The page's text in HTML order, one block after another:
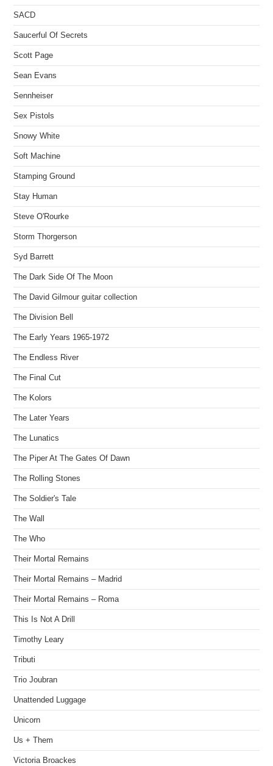
SACD
Saucerful Of Secrets
Scott Page
Sean Evans
Sennheiser
Sex Pistols
Snowy White
Soft Machine
Stamping Ground
Stay Human
Steve O'Rourke
Storm Thorgerson
Syd Barrett
The Dark Side Of The Moon
The David Gilmour guitar collection
The Division Bell
The Early Years 1965-1972
The Endless River
The Final Cut
The Kolors
The Later Years
The Lunatics
The Piper At The Gates Of Dawn
The Rolling Stones
The Soldier's Tale
The Wall
The Who
Their Mortal Remains
Their Mortal Remains – Madrid
Their Mortal Remains – Roma
This Is Not A Drill
Timothy Leary
Tributi
Trio Joubran
Unattended Luggage
Unicorn
Us + Them
Victoria Broackes